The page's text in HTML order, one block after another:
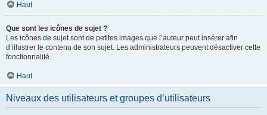
Haut
Que sont les icônes de sujet ?
Les icônes de sujet sont de petites images que l’auteur peut insérer afin
d’illustrer le contenu de son sujet. Les administrateurs peuvent désactiver cette
fonctionnalité.
Haut
Niveaux des utilisateurs et groupes d’utilisateurs